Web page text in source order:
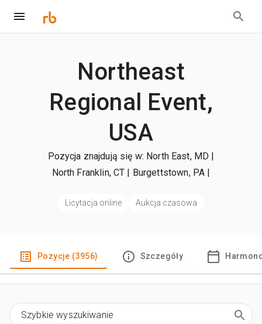
Northeast
Regional Event,
USA
Pozycja znajdują się w: North East, MD |
North Franklin, CT | Burgettstown, PA |
Licytacja online Aukcja czasowa
Pozycje (3956) Szczegóły